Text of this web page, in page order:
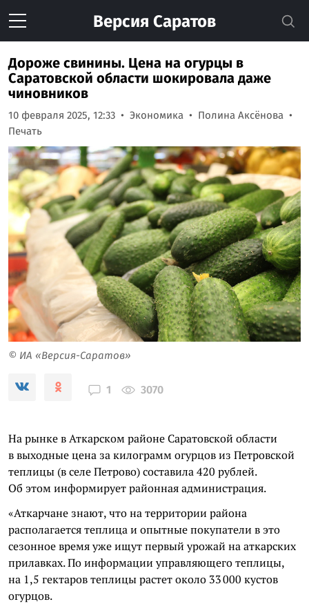
Версия Саратов
Дороже свинины. Цена на огурцы в
Саратовской области шокировала даже
чиновников
10 февраля 2025, 12:33 Экономика
Полина Аксёнова
Печать
© ИА «Версия-Саратов»
1 3070
На рынке в Аткарском районе Саратовской области
в выходные цена за килограмм огурцов из Петровской
теплицы (в селе Петрово) составила 420 рублей.
Об этом информирует районная администрация.
«Аткарчане знают, что на территории района
располагается теплица и опытные покупатели в это
сезонное время уже ищут первый урожай на аткарских
прилавках. По информации управляющего теплицы,
на 1,5 гектаров теплицы растет около 33 000 кустов
огурцов.